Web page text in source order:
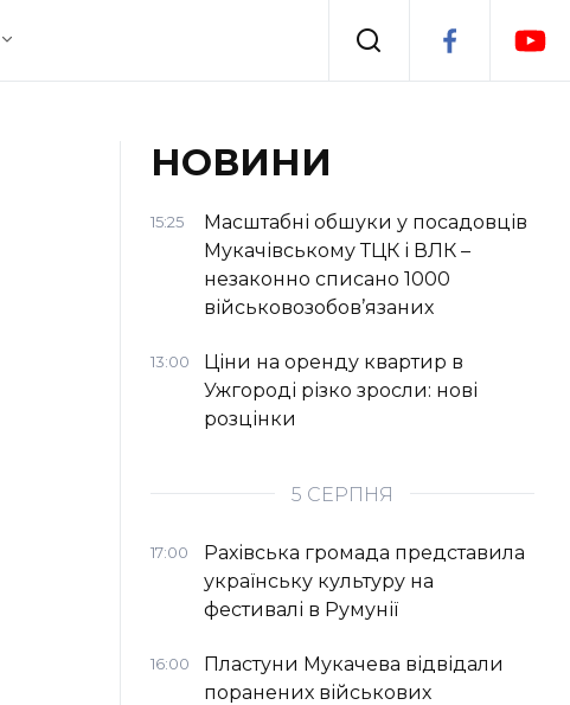
Події
НОВИНИ
15:25
Масштабні обшуки у посадовців
Мукачівському ТЦК і ВЛК –
незаконно списано 1000
військовозобов’язаних
13:00
Ціни на оренду квартир в
Ужгороді різко зросли: нові
розцінки
5 СЕРПНЯ
17:00
Рахівська громада представила
українську культуру на
фестивалі в Румунії
16:00
Пластуни Мукачева відвідали
поранених військових